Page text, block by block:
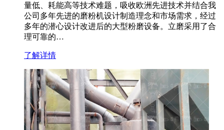
量低、耗能高等技术难题，吸收欧洲先进技术并结合我
公司多年先进的磨粉机设计制造理念和市场需求，经过
多年的潜心设计改进后的大型粉磨设备。立磨采用了合
理可靠的…
了解详情